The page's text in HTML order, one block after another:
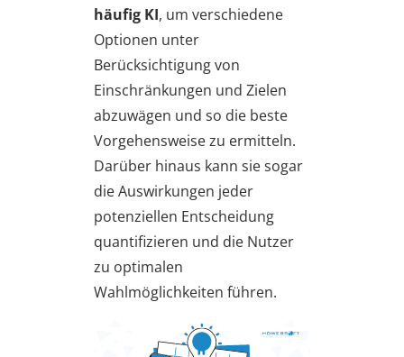
häufig KI, um verschiedene
Optionen unter
Berücksichtigung von
Einschränkungen und Zielen
abzuwägen und so die beste
Vorgehensweise zu ermitteln.
Darüber hinaus kann sie sogar
die Auswirkungen jeder
potenziellen Entscheidung
quantifizieren und die Nutzer
zu optimalen
Wahlmöglichkeiten führen.